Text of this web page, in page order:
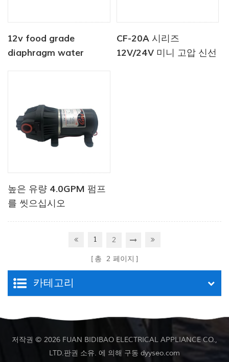
12v food grade
diaphragm water
CF-20A 시리즈
12V/24V 미니 고압 신선
높은 유량 4.0GPM 펌프
를 씻으십시오
1 2
총 2 페이지
카테고리
저작권 © 2026 FUAN BIDIBAO ELECTRICAL APPLIANCE CO.,
LTD.판권 소유. 에 의해 구동 dyyseo.com